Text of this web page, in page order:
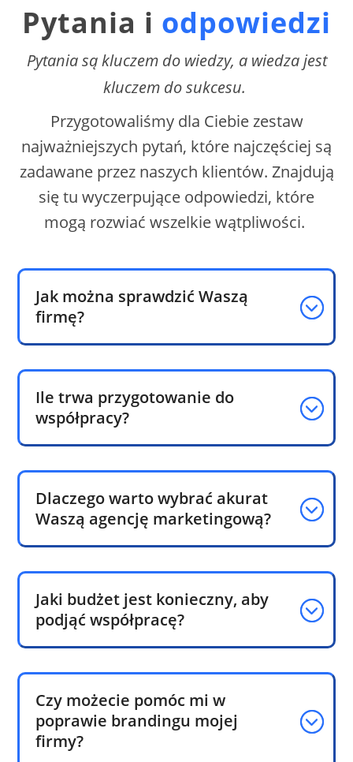
Pytania i odpowiedzi
Pytania są kluczem do wiedzy, a wiedza jest
kluczem do sukcesu.
Przygotowaliśmy dla Ciebie zestaw
najważniejszych pytań, które najczęściej są
zadawane przez naszych klientów. Znajdują
się tu wyczerpujące odpowiedzi, które
mogą rozwiać wszelkie wątpliwości.
Jak można sprawdzić Waszą
firmę?
Ile trwa przygotowanie do
współpracy?
Dlaczego warto wybrać akurat
Waszą agencję marketingową?
Jaki budżet jest konieczny, aby
podjąć współpracę?
Czy możecie pomóc mi w
poprawie brandingu mojej
firmy?